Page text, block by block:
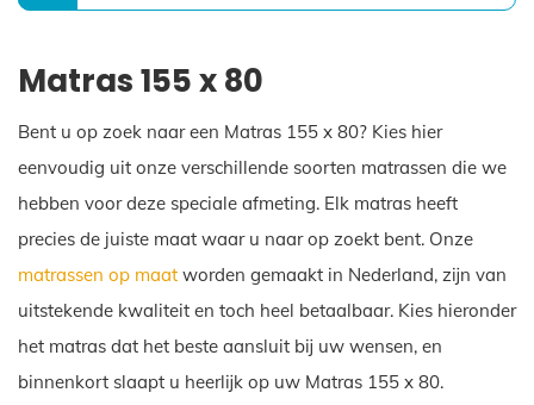
Matras 155 x 80
Bent u op zoek naar een Matras 155 x 80? Kies hier
eenvoudig uit onze verschillende soorten matrassen die we
hebben voor deze speciale afmeting. Elk matras heeft
precies de juiste maat waar u naar op zoekt bent. Onze
matrassen op maat worden gemaakt in Nederland, zijn van
uitstekende kwaliteit en toch heel betaalbaar. Kies hieronder
het matras dat het beste aansluit bij uw wensen, en
binnenkort slaapt u heerlijk op uw Matras 155 x 80.